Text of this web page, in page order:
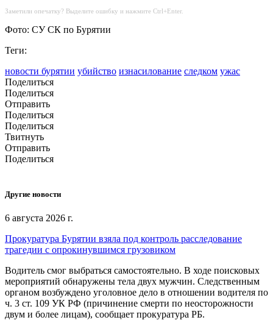
Заметили опечатку? Выделите ошибку и нажмите Ctrl+Enter.
Фото: СУ СК по Бурятии
Теги:
новости бурятии убийство изнасилование следком ужас
Поделиться
Поделиться
Отправить
Поделиться
Поделиться
Твитнуть
Отправить
Поделиться
Другие новости
6 августа 2026 г.
Прокуратура Бурятии взяла под контроль расследование
трагедии с опрокинувшимся грузовиком
Водитель смог выбраться самостоятельно. В ходе поисковых
мероприятий обнаружены тела двух мужчин. Следственным
органом возбуждено уголовное дело в отношении водителя по
ч. 3 ст. 109 УК РФ (причинение смерти по неосторожности
двум и более лицам), сообщает прокуратура РБ.